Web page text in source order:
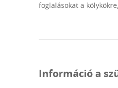
foglalásokat a
Információ a